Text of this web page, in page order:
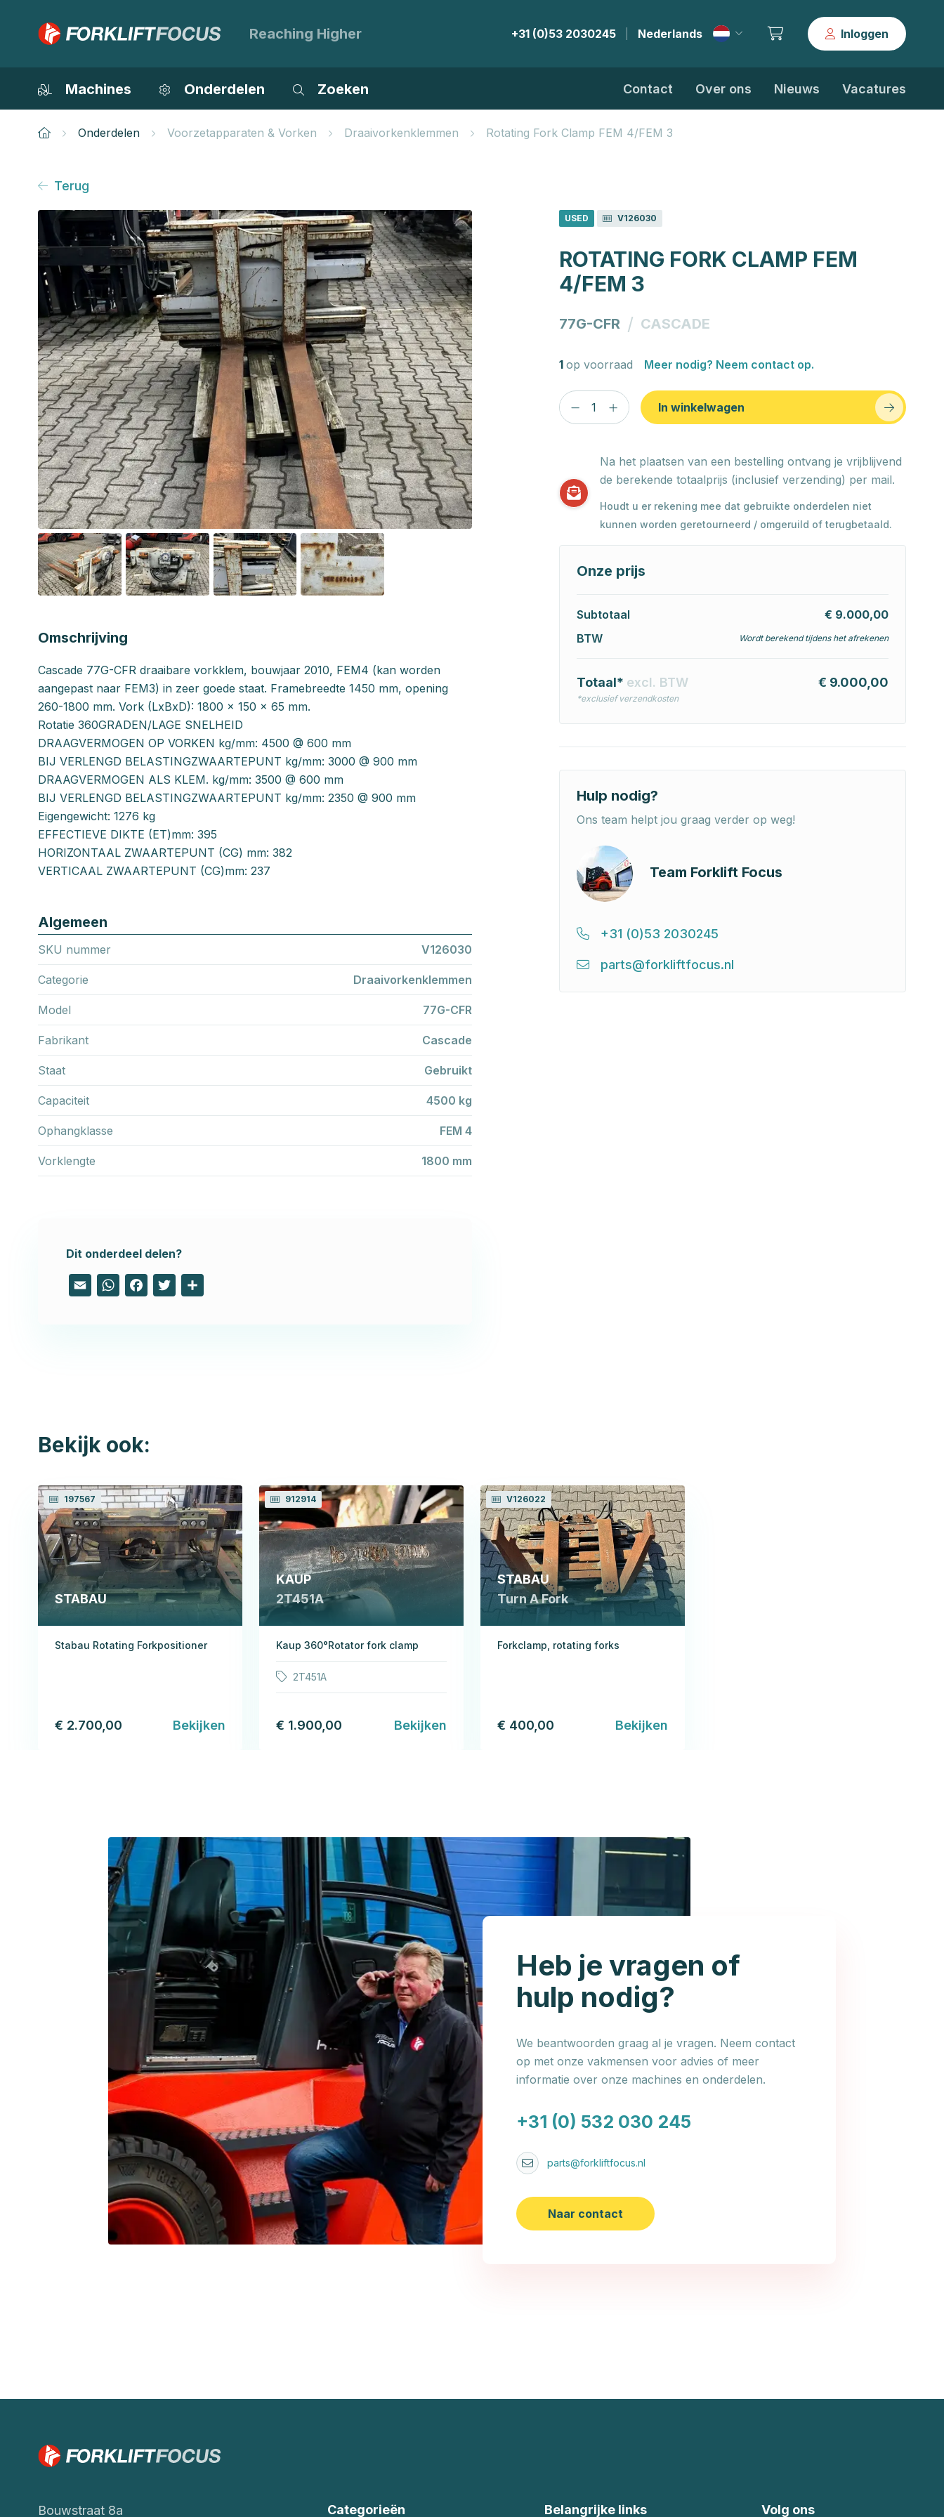
Reaching Higher +31 (0)53 2030245 | Nederlands Inloggen
Machines Onderdelen Zoeken Contact Over ons Nieuws Vacatures
Onderdelen Voorzetapparaten & Vorken Draaivorkenklemmen Rotating Fork Clamp FEM 4/FEM 3
Terug
USED V126030
ROTATING FORK CLAMP FEM
4/FEM 3
77G-CFR / CASCADE
1 op voorraad Meer nodig? Neem contact op.
In winkelwagen
Na het plaatsen van een bestelling ontvang je vrijblijvend
de berekende totaalprijs (inclusief verzending) per mail.
Houdt u er rekening mee dat gebruikte onderdelen niet
kunnen worden geretourneerd / omgeruild of terugbetaald.
Onze prijs
Subtotaal
€ 9.000,00
BTW
Wordt berekend tijdens het afrekenen
Totaal* excl. BTW
*exclusief verzendkosten
€ 9.000,00
Hulp nodig?
Ons team helpt jou graag verder op weg!
Team Forklift Focus
+31 (0)53 2030245
parts@forkliftfocus.nl
Omschrijving
Cascade 77G-CFR draaibare vorkklem, bouwjaar 2010, FEM4 (kan worden
aangepast naar FEM3) in zeer goede staat. Framebreedte 1450 mm, opening
260-1800 mm. Vork (LxBxD): 1800 x 150 x 65 mm.
Rotatie 360GRADEN/LAGE SNELHEID
DRAAGVERMOGEN OP VORKEN kg/mm: 4500 @ 600 mm
BIJ VERLENGD BELASTINGZWAARTEPUNT kg/mm: 3000 @ 900 mm
DRAAGVERMOGEN ALS KLEM. kg/mm: 3500 @ 600 mm
BIJ VERLENGD BELASTINGZWAARTEPUNT kg/mm: 2350 @ 900 mm
Eigengewicht: 1276 kg
EFFECTIEVE DIKTE (ET)mm: 395
HORIZONTAAL ZWAARTEPUNT (CG) mm: 382
VERTICAAL ZWAARTEPUNT (CG)mm: 237
Algemeen
SKU nummer V126030
Categorie Draaivorkenklemmen
Model 77G-CFR
Fabrikant Cascade
Staat Gebruikt
Capaciteit 4500 kg
Ophangklasse FEM 4
Vorklengte 1800 mm
Dit onderdeel delen?
Email WhatsApp
FacebookTwitter
Bekijk ook:
197567
STABAU
Stabau Rotating Forkpositioner
€ 2.700,00 Bekijken
912914
KAUP
2T451A
Kaup 360°Rotator fork clamp
2T451A
€ 1.900,00 Bekijken
V126022
STABAU
Turn A Fork
Forkclamp, rotating forks
€ 400,00 Bekijken
Heb je vragen of
hulp nodig?
We beantwoorden graag al je vragen. Neem contact
op met onze vakmensen voor advies of meer
informatie over onze machines en onderdelen.
+31 (0) 532 030 245
parts@forkliftfocus.nl
Naar contact
Bouwstraat 8a Categorieën Belangrijke links Volg ons